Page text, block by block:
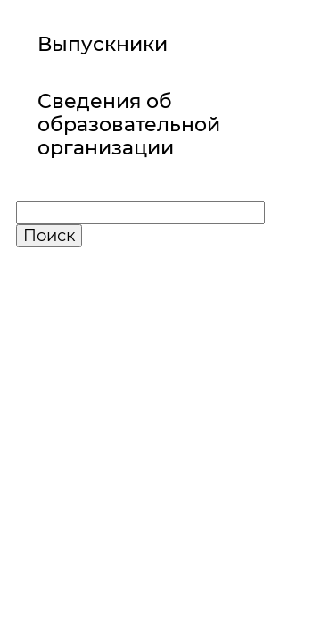
Выпускники
Сведения об
образовательной
организации